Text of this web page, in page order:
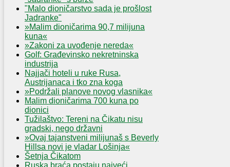
"Malo dioničarstvo sada je prošlost
Jadranke"
»Malim dioničarima 90,7 milijuna
kuna«
»Zakoni za uvođenje nereda«
Golf: Građevinsko nekretninska
industrija
Najjači hoteli u ruke Rusa,
Austrijanaca i tko zna koga
»Podržali planove novog vlasnika«
Malim dioničarima 700 kuna po
dionici
Tužilaštvo: Tereni na Čikatu nisu
gradski, nego državni
»Ovaj tajanstveni milijunaš s Beverly
Hillsa novi je vladar Lošinja«
Šetnja Čikatom